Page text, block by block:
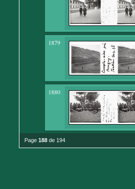
1879
1880
Page 188 de 194